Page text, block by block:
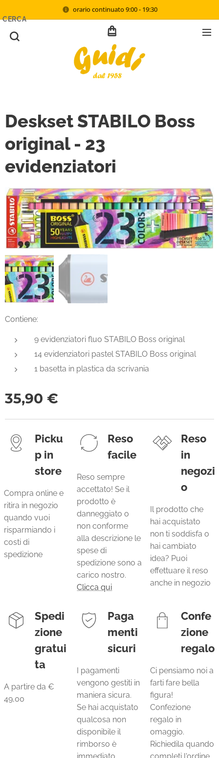
orario continuato 9:00 - 19:30
CERCA
Deskset STABILO Boss
original - 23
evidenziatori
Contiene:
9 evidenziatori fluo STABILO Boss original
14 evidenziatori pastel STABILO Boss original
1 basetta in plastica da scrivania
35,90 €
Picku
p in
store
Compra online e
ritira in negozio
quando vuoi
risparmiando i
costi di
spedizione
Reso
facile
Reso sempre
accettato! Se il
prodotto è
danneggiato o
non conforme
alla descrizione le
spese di
spedizione sono a
carico nostro.
Clicca qui
Reso
in
negozi
o
Il prodotto che
hai acquistato
non ti soddisfa o
hai cambiato
idea? Puoi
effettuare il reso
anche in negozio
Spedi
zione
gratui
ta
A partire da €
49,00
Paga
menti
sicuri
I pagamenti
vengono gestiti in
maniera sicura.
Se hai acquistato
qualcosa non
disponibile il
rimborso è
Confe
zione
regalo
Ci pensiamo noi a
farti fare bella
figura!
Confezione
regalo in
omaggio.
Richiedila quando